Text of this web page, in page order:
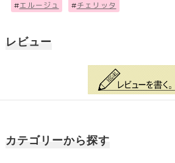
#エルージュ #チェリッタ
レビュー
カテゴリーから探す